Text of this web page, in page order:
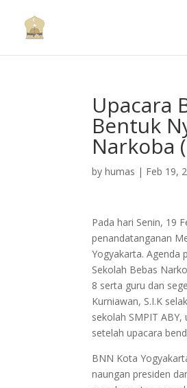
Upacara
Bentuk
Narkoba
byhumas | Feb 19,
Pada hari Senin, 19
penandatanganan
Yogyakarta. Agenda
Sekolah Bebas
8 serta guru dan
Kurniawan, S.I.K
sekolah SMPIT
setelah upacara
BNN Kota
naungan presiden